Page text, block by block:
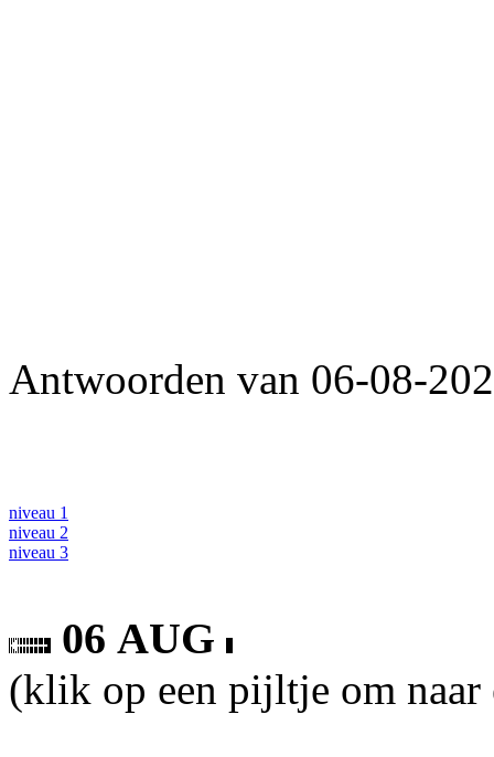
Antwoorden van 06-08-
niveau 1
niveau 2
niveau 3
06 AUG
(klik op een pijltje om naar